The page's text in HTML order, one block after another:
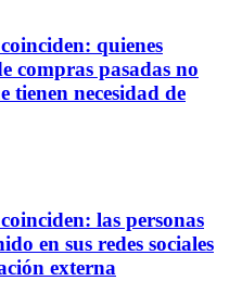
quienes
compras pasadas no
tienen necesidad de
las personas
en sus redes sociales
externa